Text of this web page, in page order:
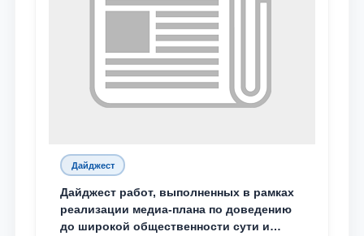
Дайджест
Дайджест работ, выполненных в рамках
реализации медиа-плана по доведению
до широкой общественности сути и